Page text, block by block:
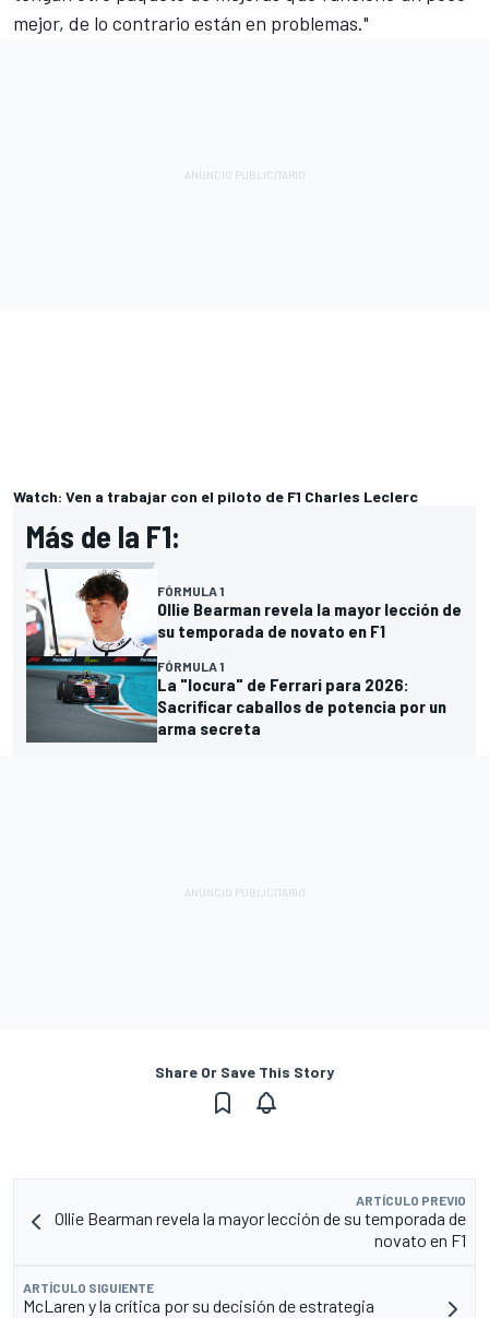
mejor, de lo contrario están en problemas."
Watch: Ven a trabajar con el piloto de F1 Charles Leclerc
Más de la F1:
FÓRMULA 1
Ollie Bearman revela la mayor lección de
su temporada de novato en F1
FÓRMULA 1
La "locura" de Ferrari para 2026:
Sacrificar caballos de potencia por un
arma secreta
Share Or Save This Story
ARTÍCULO PREVIO
Ollie Bearman revela la mayor lección de su temporada de
novato en F1
ARTÍCULO SIGUIENTE
McLaren y la crítica por su decisión de estrategia